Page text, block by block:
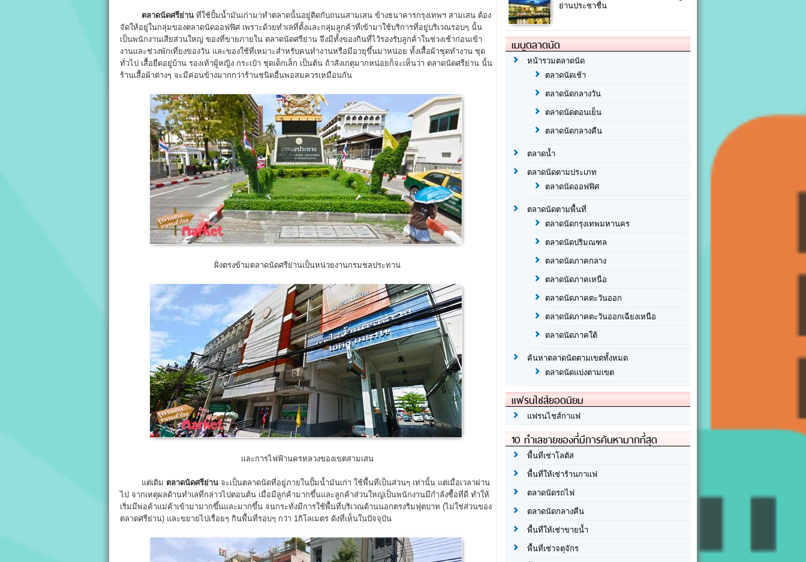
ตลาดนัดศรีย่าน ที่ใช้ปั้มน้ำมันเก่ามาทำตลาดนั้นอยู่ติดกับถนนสามเสน ข้างธนาคารกรุงเทพฯ สามเสน ต้อง
จัดให้อยู่ในกลุ่มของตลาดนัดออฟฟิศ เพราะด้วยทำเลที่ตั้งและกลุ่มลูกค้าที่เข้ามาใช้บริการที่อยู่บริเวณรอบๆ นั้น
เป็นพนักงานเสียส่วนใหญ่ ของที่ขายภายใน ตลาดนัดศรีย่าน จึงมีทั้งของกินที่ไว้รองรับลูกค้าในช่วงเช้าก่อนเข้า
งานและช่วงพักเที่ยงของวัน และของใช้ที่เหมาะสำหรับคนทำงานหรือมีอายุขึ้นมาหน่อย ทั้งเสื้อผ้าชุดทำงาน ชุด
ทั่วไป เสื้อยืดอยู่บ้าน รองเท้าผู้หญิง กระเป๋า ชุดเด็กเล็ก เป็นต้น ถ้าสังเกตุมากหน่อยก็จะเห็นว่า ตลาดนัดศรีย่าน นั้น
ร้านเสื้อผ้าต่างๆ จะมีค่อนข้างมากกว่าร้านชนิดอื่นพอสมควรเหมือนกัน
ฝั่งตรงข้ามตลาดนัดศรีย่านเป็นหน่วยงานกรมชลประทาน
และการไฟฟ้านครหลวงของเขตสามเสน
แต่เดิม ตลาดนัดศรีย่าน จะเป็นตลาดนัดที่อยู่ภายในปั้มน้ำมันเก่า ใช้พื้นที่เป็นส่วนๆ เท่านั้น แต่เมื่อเวลาผ่าน
ไป จากเหตุผลด้านทำเลที่กล่าวไปตอนต้น เมื่อมีลูกค้ามากขึ้นและลูกค้าส่วนใหญ่เป็นพนักงานมีกำลังซื้อที่ดี ทำให้
เริ่มมีพ่อค้าแม่ค้าเข้ามามากขึ้นและมากขึ้น จนกระทั่งมีการใช้พื้นที่บริเวณด้านนอกตรงริมฟุตบาท (ไม่ใช่ส่วนของ
ตลาดศรีย่าน) และขยายไปเรื่อยๆ กินพื้นที่รอบๆ กว่า 1กิโลเมตร ดังที่เห็นในปัจจุบัน
ย่านประชาชื่น
เมนูตลาดนัด
หน้ารวมตลาดนัด
ตลาดนัดเช้า
ตลาดนัดกลางวัน
ตลาดนัดตอนเย็น
ตลาดนัดกลางคืน
ตลาดน้ำ
ตลาดนัดตามประเภท
ตลาดนัดออฟฟิศ
ตลาดนัดตามพื้นที่
ตลาดนัดกรุงเทพมหานคร
ตลาดนัดปริมณฑล
ตลาดนัดภาคกลาง
ตลาดนัดภาคเหนือ
ตลาดนัดภาคตะวันออก
ตลาดนัดภาคตะวันออกเฉียงเหนือ
ตลาดนัดภาคใต้
ค้นหาตลาดนัดตามเขตทั้งหมด
ตลาดนัดแบ่งตามเขต
แฟรนไชส์ยอดนิยม
แฟรนไชส์กาแฟ
10 ทำเลขายของที่มีการค้นหามากที่สุด
พื้นที่เช่าโลตัส
พื้นที่ให้เช่าร้านกาแฟ
ตลาดนัดรถไฟ
ตลาดนัดกลางคืน
พื้นที่ให้เช่าขายน้ำ
พื้นที่เช่าจตุจักร